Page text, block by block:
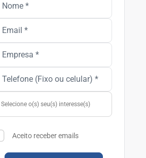
Aceito receber emails